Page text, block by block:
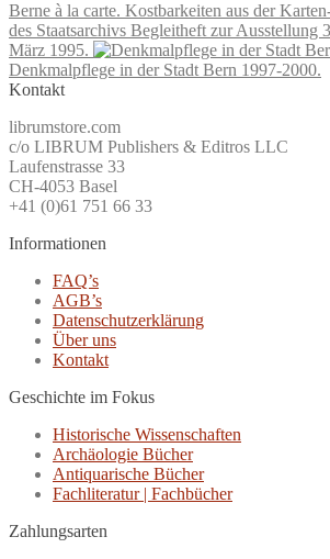
Berne à la carte. Kostbarkeiten aus der
des Staatsarchivs Begleitheft zur Ausstellung
März 1995.
Denkmalpflege in der Stadt Bern 1997-2000.
Kontakt
librumstore.com
c/o LIBRUM Publishers & Editros LLC
Laufenstrasse 33
CH-4053 Basel
+41 (0)61 751 66 33
Informationen
FAQ’s
AGB’s
Datenschutzerklärung
Über uns
Kontakt
Geschichte im Fokus
Historische Wissenschaften
Archäologie Bücher
Antiquarische Bücher
Fachliteratur | Fachbücher
Zahlungsarten